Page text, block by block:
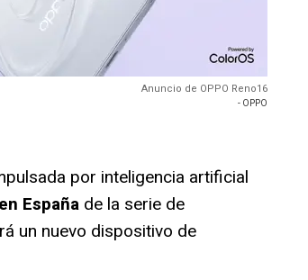
Anuncio de OPPO Reno16
- OPPO
por inteligencia artificial
España de la serie de
un nuevo dispositivo de